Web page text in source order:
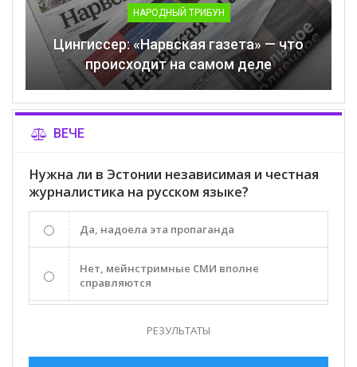
НАРОДНЫЙ ТРИБУН
Цингиссер: «Нарвская газета» — что
происходит на самом деле
ВЕЧЕ
Нужна ли в Эстонии независимая и честная
журналистика на русском языке?
Да, надоела эта пропаганда
Нет, мейнстримные СМИ вполне
справляются
РЕЗУЛЬТАТЫ